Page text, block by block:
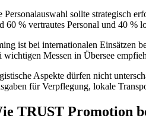
Personalauswahl sollte strategisch
60 % vertrautes Personal und 40 %
ist bei internationalen Einsätzen
wichtigen Messen in Übersee
Aspekte dürfen nicht
für Verpflegung, lokale
TRUST Promotion